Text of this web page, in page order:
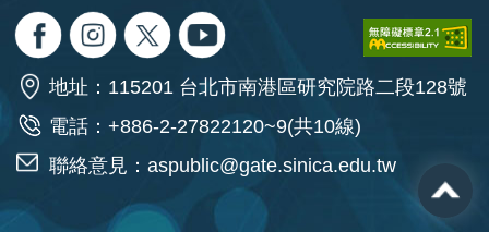
地址：115201 台北市南港區研究院路二段128號
電話：+886-2-27822120~9(共10線)
聯絡意見： aspublic@gate.sinica.edu.tw